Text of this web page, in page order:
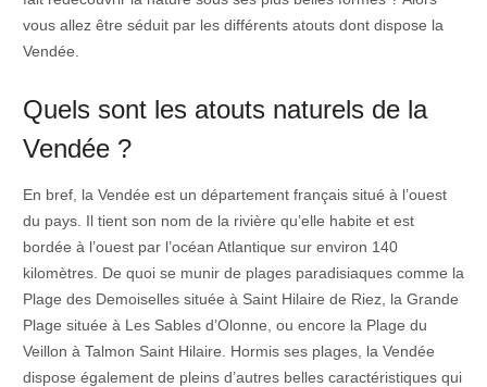
vous allez être séduit par les différents atouts dont dispose la
Vendée.
Quels sont les atouts naturels de la
Vendée ?
En bref, la Vendée est un département français situé à l’ouest
du pays. Il tient son nom de la rivière qu’elle habite et est
bordée à l’ouest par l’océan Atlantique sur environ 140
kilomètres. De quoi se munir de plages paradisiaques comme la
Plage des Demoiselles située à Saint Hilaire de Riez, la Grande
Plage située à Les Sables d’Olonne, ou encore la Plage du
Veillon à Talmon Saint Hilaire. Hormis ses plages, la Vendée
dispose également de pleins d’autres belles caractéristiques qui